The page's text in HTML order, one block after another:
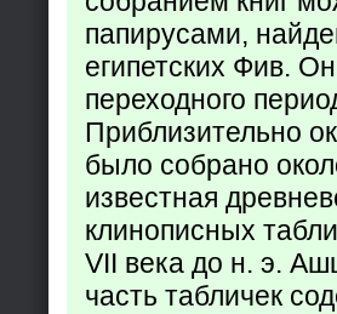
папирусами,
египетских Фив.
переходного
Приблизительно
было собрано
известная
клинописных
VII века до н. э.
часть табличек